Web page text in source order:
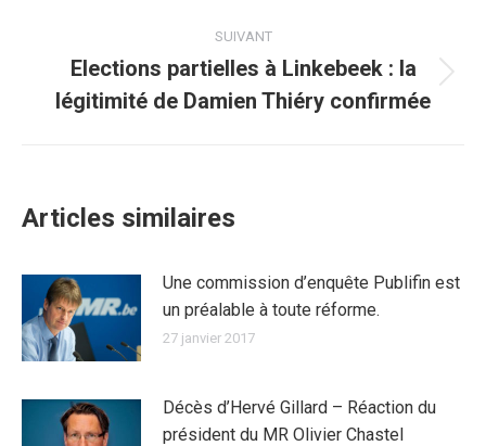
:
SUIVANT
suivant
Elections partielles à Linkebeek : la
légitimité de Damien Thiéry confirmée
Articles similaires
Une commission d’enquête Publifin est
un préalable à toute réforme.
27 janvier 2017
Décès d’Hervé Gillard – Réaction du
président du MR Olivier Chastel